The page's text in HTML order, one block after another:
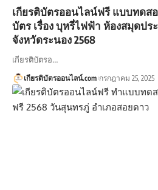
เกียรติบัตรออนไลน์ฟรี แบบทดส
บัตร เรื่อง บุหรี่ไฟฟ้า ห้องสมุดป
จังหวัดระนอง 2568
เกียรติบัตรอ…
เกียรติบัตรออนไลน์.com กรกฎาคม 25, 2025